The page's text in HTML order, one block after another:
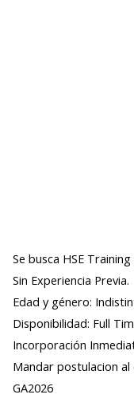
Se busca HSE
Sin Experiencia Previa.
Edad y género:
Disponibilidad: Full
Incorporación
Mandar postulacion
GA2026